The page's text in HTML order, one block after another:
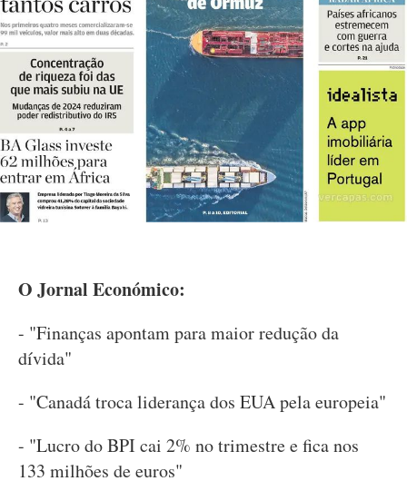
O Jornal Económico:
- "Finanças apontam para maior redução da
dívida"
- "Canadá troca liderança dos EUA pela europeia"
- "Lucro do BPI cai 2% no trimestre e fica nos
133 milhões de euros"